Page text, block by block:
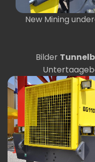
New Mining
Bilder